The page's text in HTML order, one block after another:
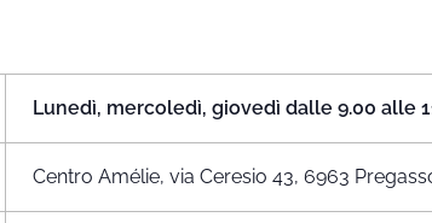
Lunedì, mercoledì, giovedì dalle 9.00 alle
Centro Amélie, via Ceresio 43, 6963